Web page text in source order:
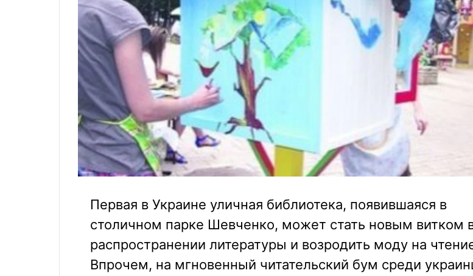
Первая в Украине уличная библиотека, появившаяся в
столичном парке Шевченко, может стать новым витком
распространении литературы и возродить моду на
Впрочем, на мгновенный читательский бум среди